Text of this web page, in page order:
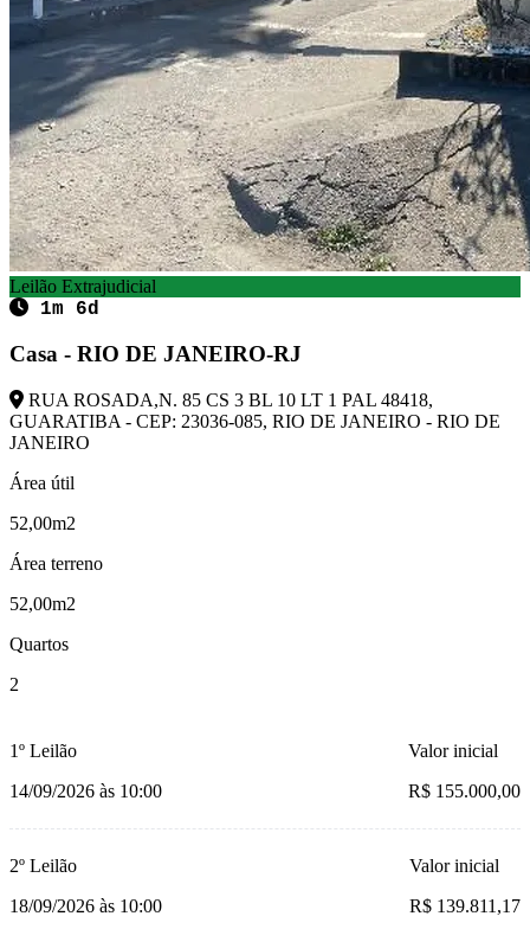
Leilão Extrajudicial
1m 6d
Casa - RIO DE JANEIRO-RJ
RUA ROSADA,N. 85 CS 3 BL 10 LT 1 PAL 48418,
GUARATIBA - CEP: 23036-085, RIO DE JANEIRO - RIO DE
JANEIRO
Área útil
52,00m2
Área terreno
52,00m2
Quartos
2
1º Leilão
14/09/2026 às 10:00
Valor inicial
R$ 155.000,00
2º Leilão
18/09/2026 às 10:00
Valor inicial
R$ 139.811,17